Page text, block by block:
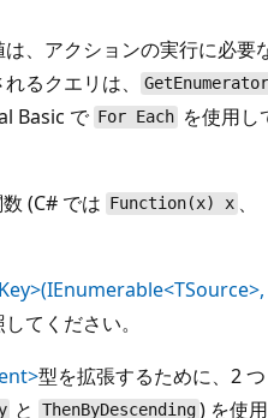
、アクションの実行に必要
るクエリは、
GetEnumerator
Basic で For Each を使用し
(C# では Function(x) x 、
てください。
型を拡張するために、2 つ
と ThenByDescending) を使用